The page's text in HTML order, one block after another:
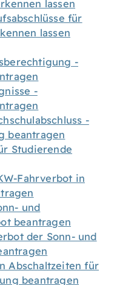
lassen
für
lassen
-
-
-
beantragen
Studierende
Fahrverbot in
und
beantragen
der Sonn- und
Abschaltzeiten für
beantragen